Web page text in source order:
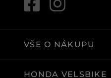
VŠE O NÁKUPU
HONDA VELSBIKE